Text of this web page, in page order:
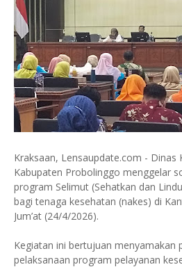
Kraksaan, Lensaupdate.com - Dinas
Kabupaten Probolinggo menggelar
program Selimut (Sehatkan dan
bagi tenaga kesehatan (nakes) di
Jum’at (24/4/2026).
Kegiatan ini bertujuan menyamakan
pelaksanaan program pelayanan